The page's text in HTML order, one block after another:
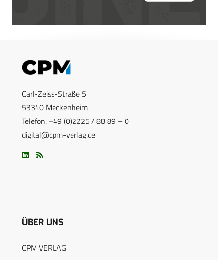
Carl-Zeiss-Straße 5
53340 Meckenheim
Telefon: +49 (0)2225 / 88 89 – 0
digital@cpm-verlag.de
ÜBER UNS
CPM VERLAG